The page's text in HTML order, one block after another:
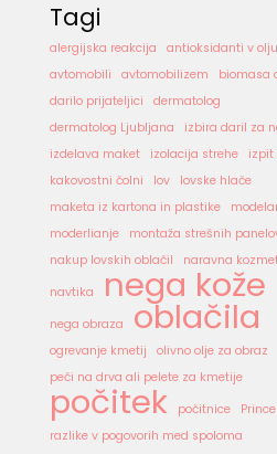
Tagi
alergijska reakcija
antioksidanti v olju
avtomobili
avtomobilizem
biomasa
darilo prijateljici
dermatolog
dermatolog Ljubljana
izbira daril za
izdelava maket
izolacija strehe
izpit
kakovostni čolni
lov
lovske hlače
maketa iz kartona in plastike
moderlianje
montaža strešnih
nakup lovskih oblačil
naravna
navtika
nega kože
nega obraza oblačila
ogrevanje kmetij
olivno olje za obraz
peči na drva ali pelete za kmetije
počitek počitnice
Prince
razlike v pogovorih med spoloma